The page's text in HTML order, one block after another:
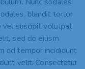
blandit tortor
vel suscipit volutpat,
sed do eiusm
od tempor incididunt
velit. Consectetur